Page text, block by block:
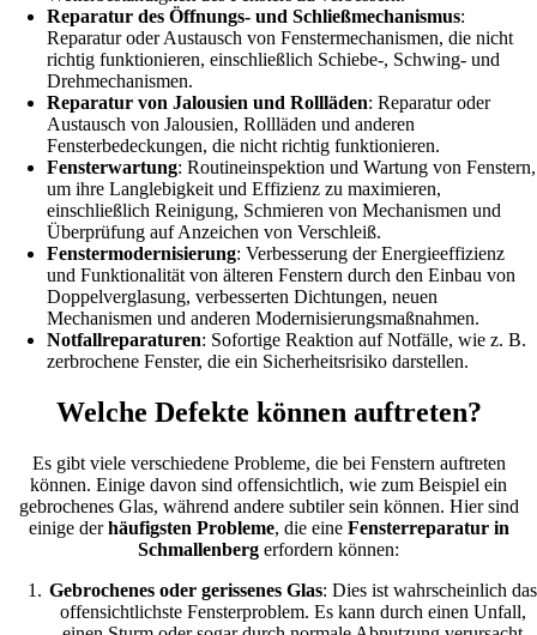
Reparatur des Öffnungs- und Schließmechanismus:
Reparatur oder Austausch von Fenstermechanismen, die nicht
richtig funktionieren, einschließlich Schiebe-, Schwing- und
Drehmechanismen.
Reparatur von Jalousien und Rollläden: Reparatur oder
Austausch von Jalousien, Rollläden und anderen
Fensterbedeckungen, die nicht richtig funktionieren.
Fensterwartung: Routineinspektion und Wartung von Fenstern,
um ihre Langlebigkeit und Effizienz zu maximieren,
einschließlich Reinigung, Schmieren von Mechanismen und
Überprüfung auf Anzeichen von Verschleiß.
Fenstermodernisierung: Verbesserung der Energieeffizienz
und Funktionalität von älteren Fenstern durch den Einbau von
Doppelverglasung, verbesserten Dichtungen, neuen
Mechanismen und anderen Modernisierungsmaßnahmen.
Notfallreparaturen: Sofortige Reaktion auf Notfälle, wie z. B.
zerbrochene Fenster, die ein Sicherheitsrisiko darstellen.
Welche Defekte können auftreten?
Es gibt viele verschiedene Probleme, die bei Fenstern auftreten
können. Einige davon sind offensichtlich, wie zum Beispiel ein
gebrochenes Glas, während andere subtiler sein können. Hier sind
einige derhäufigsten Probleme, die eine Fensterreparatur in
Schmallenberg erfordern können:
Gebrochenes oder gerissenes Glas: Dies ist wahrscheinlich das
offensichtlichste Fensterproblem. Es kann durch einen Unfall,